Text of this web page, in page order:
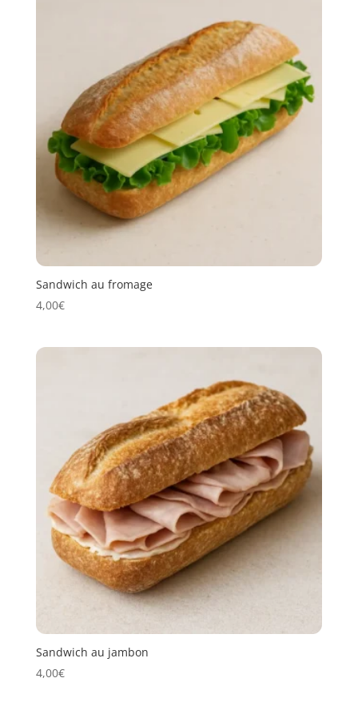
Sandwich au fromage
4,00€
Sandwich au jambon
4,00€